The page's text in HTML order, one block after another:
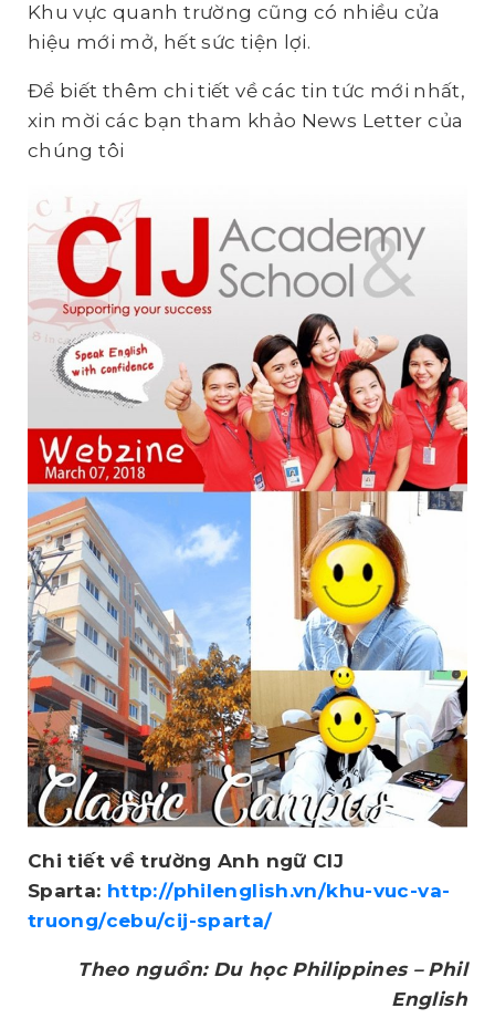
Khu vực quanh trường cũng có nhiều cửa
hiệu mới mở, hết sức tiện lợi.
Để biết thêm chi tiết về các tin tức mới nhất,
xin mời các bạn tham khảo News Letter của
chúng tôi
Chi tiết về trường Anh ngữ CIJ
Sparta: http://philenglish.vn/khu-vuc-va-
truong/cebu/cij-sparta/
Theo nguồn: Du học Philippines – Phil
English